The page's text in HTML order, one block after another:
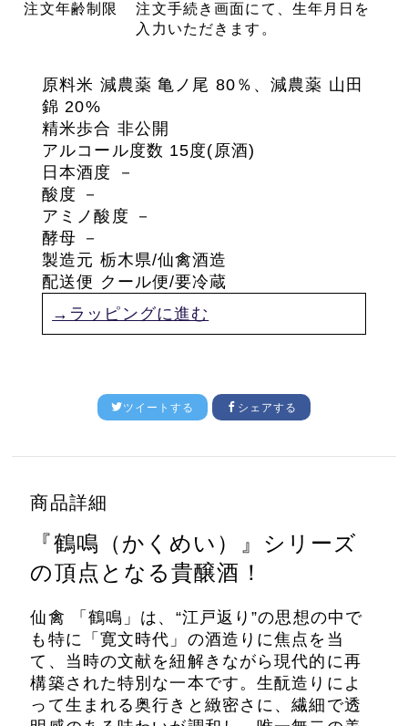
注文年齢制限
注文手続き画面にて、生年月日を
入力いただきます。
原料米 減農薬亀ノ尾 80％、減農薬 山田
錦 20%
精米歩合 非公開
アルコール度数 15度(原酒)
日本酒度 －
酸度
－
アミノ酸度
－
酵母 －
製造元 栃木県/仙禽酒造
配送便 クール便/要冷蔵
→ラッピングに進む
ツイートする シェアする
商品詳細
『鶴鳴（かくめい）』シリーズ
の頂点となる貴醸酒！
仙禽 「鶴鳴」は、“江戸返り”の思想の中で
も特に「寛文時代」の酒造りに焦点を当
て、当時の文献を紐解きながら現代的に再
構築された特別な一本です。生酛造りによ
って生まれる奥行きと緻密さに、繊細で透